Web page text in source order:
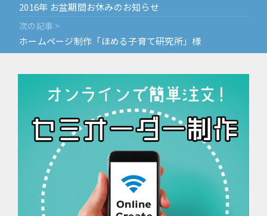
ゲ
2016年 お盆期間お休みのお知らせ
次の記事 >
ホームページ制作「ほめる子育て研究所」様